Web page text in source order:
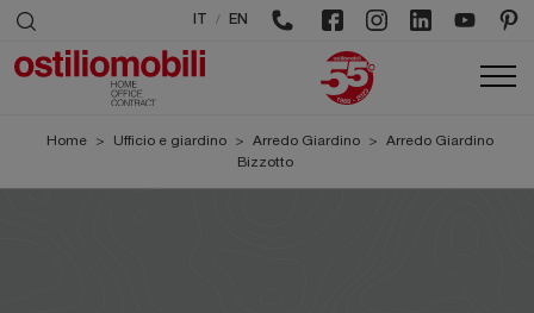
/ EN
Home > Ufficio e giardino > Arredo Giardino > Arredo Giardino
Bizzotto